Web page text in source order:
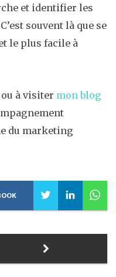
et identifier les
souvent là que se
le plus facile à
ou à visiter mon blog
du marketing